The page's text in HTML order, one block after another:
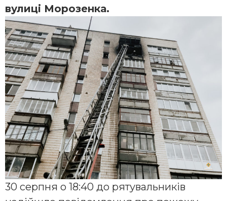
вулиці Морозенка.
30 серпня о 18:40 до рятувальників